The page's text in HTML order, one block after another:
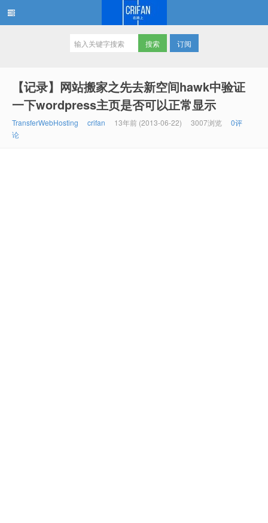
订阅
【记录】网站搬家之先去新空间hawk中验证
一下wordpress主页是否可以正常显示
TransferWebHosting crifan 13年前 (2013-06-22) 3007浏览
0评
论